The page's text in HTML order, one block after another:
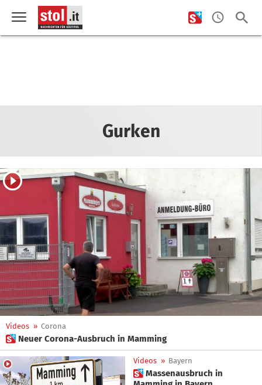
Gurken
Videos » Corona
 Neuer Corona-Ausbruch in Mamming
Videos » Bayern
 Massenausbruch in